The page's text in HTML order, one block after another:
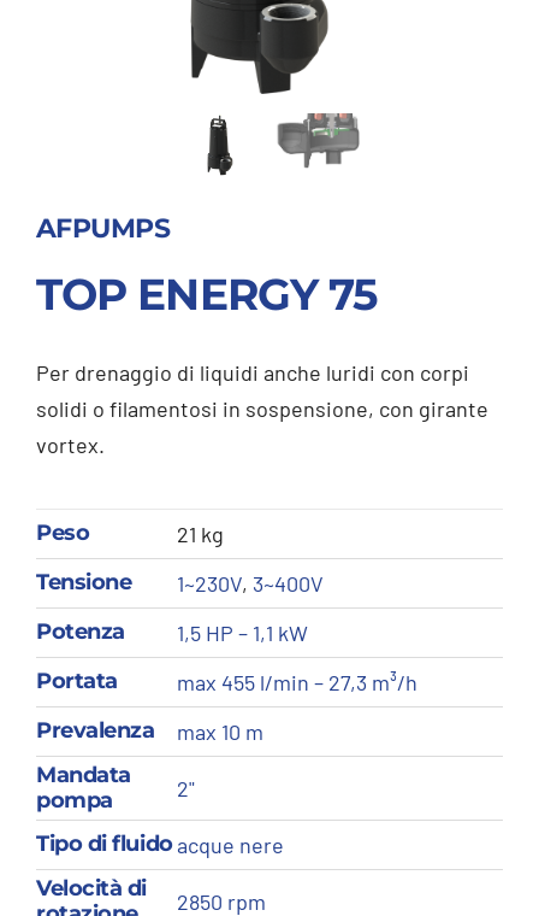
AFPUMPS
TOP ENERGY 75
Per drenaggio di liquidi anche luridi con corpi
solidi o filamentosi in sospensione, con girante
vortex.
Peso
21 kg
Tensione
1~230V, 3~400V
Potenza
1,5 HP – 1,1 kW
Portata
max 455 l/min – 27,3 m³/h
Prevalenza
max 10 m
Mandata
pompa
2"
Tipo di fluidoacque nere
Velocità di
2850 rpm